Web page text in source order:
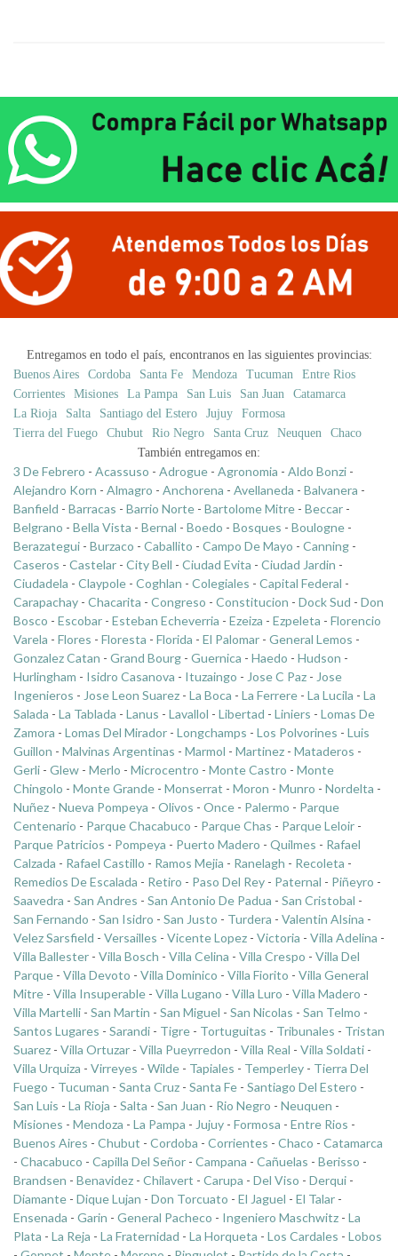
Entregamos en todo el país, encontranos en las siguientes provincias:
Buenos Aires
Cordoba Santa Fe Mendoza Tucuman
Entre Rios
Corrientes
Misiones La Pampa San Luis San Juan
Catamarca
La Rioja
Salta Santiago del Estero Jujuy
Formosa
Tierra del Fuego
Chubut Rio Negro Santa Cruz Neuquen
Chaco
También entregamos en:
3 De Febrero - Acassuso - Adrogue - Agronomia - Aldo Bonzi -
Alejandro Korn - Almagro - Anchorena - Avellaneda - Balvanera -
Banfield - Barracas - Barrio Norte - Bartolome Mitre - Beccar -
Belgrano - Bella Vista - Bernal - Boedo - Bosques - Boulogne -
Berazategui - Burzaco - Caballito - Campo De Mayo - Canning -
Caseros - Castelar - City Bell - Ciudad Evita - Ciudad Jardin -
Ciudadela - Claypole - Coghlan - Colegiales - Capital Federal -
Carapachay - Chacarita - Congreso - Constitucion - Dock Sud - Don
Bosco - Escobar - Esteban Echeverria - Ezeiza - Ezpeleta - Florencio
Varela - Flores - Floresta - Florida - El Palomar - General Lemos -
Gonzalez Catan - Grand Bourg - Guernica - Haedo - Hudson -
Hurlingham - Isidro Casanova - Ituzaingo - Jose C Paz - Jose
Ingenieros - Jose Leon Suarez - La Boca - La Ferrere - La Lucila - La
Salada - La Tablada - Lanus - Lavallol - Libertad - Liniers - Lomas De
Zamora - Lomas Del Mirador - Longchamps - Los Polvorines - Luis
Guillon - Malvinas Argentinas - Marmol - Martinez - Mataderos -
Gerli - Glew - Merlo - Microcentro - Monte Castro - Monte
Chingolo - Monte Grande - Monserrat - Moron - Munro - Nordelta -
Nuñez - Nueva Pompeya - Olivos - Once - Palermo - Parque
Centenario - Parque Chacabuco - Parque Chas - Parque Leloir -
Parque Patricios - Pompeya - Puerto Madero - Quilmes - Rafael
Calzada - Rafael Castillo - Ramos Mejia - Ranelagh - Recoleta -
Remedios De Escalada - Retiro - Paso Del Rey - Paternal - Piñeyro -
Saavedra - San Andres - San Antonio De Padua - San Cristobal -
San Fernando - San Isidro - San Justo - Turdera - Valentin Alsina -
Velez Sarsfield - Versailles - Vicente Lopez - Victoria - Villa Adelina -
Villa Ballester - Villa Bosch - Villa Celina - Villa Crespo - Villa Del
Parque - Villa Devoto - Villa Dominico - Villa Fiorito - Villa General
Mitre - Villa Insuperable - Villa Lugano - Villa Luro - Villa Madero -
Villa Martelli - San Martin - San Miguel - San Nicolas - San Telmo -
Santos Lugares - Sarandi - Tigre - Tortuguitas - Tribunales - Tristan
Suarez - Villa Ortuzar - Villa Pueyrredon - Villa Real - Villa Soldati -
Villa Urquiza - Virreyes - Wilde - Tapiales - Temperley - Tierra Del
Fuego - Tucuman - Santa Cruz - Santa Fe - Santiago Del Estero -
San Luis - La Rioja - Salta - San Juan - Rio Negro - Neuquen -
Misiones - Mendoza - La Pampa - Jujuy - Formosa - Entre Rios -
Buenos Aires - Chubut - Cordoba - Corrientes - Chaco - Catamarca
- Chacabuco - Capilla Del Señor - Campana - Cañuelas - Berisso -
Brandsen - Benavidez - Chilavert - Carupa - Del Viso - Derqui -
Diamante - Dique Lujan - Don Torcuato - El Jaguel - El Talar -
Ensenada - Garin - General Pacheco - Ingeniero Maschwitz - La
Plata - La Reja - La Fraternidad - La Horqueta - Los Cardales - Lobos